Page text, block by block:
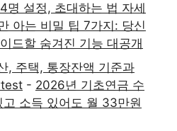
명 설정, 초대하는 법 자세
아는 비밀 팁 7가지: 당신
드할 숨겨진 기능 대공개
, 주택, 통장잔액 기준과
- 2026년 기초연금 수
소득 있어도 월 33만원